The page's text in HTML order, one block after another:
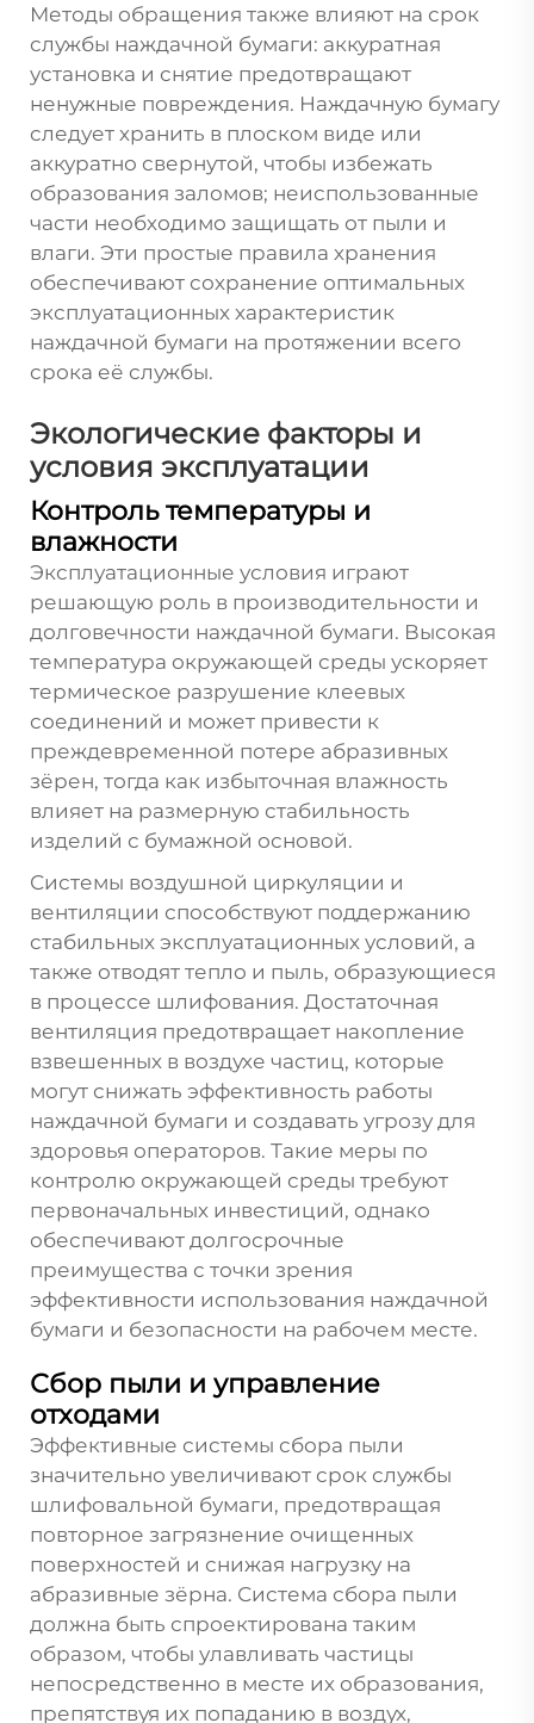
Методы обращения также влияют на срок
службы наждачной бумаги: аккуратная
установка и снятие предотвращают
ненужные повреждения. Наждачную бумагу
следует хранить в плоском виде или
аккуратно свернутой, чтобы избежать
образования заломов; неиспользованные
части необходимо защищать от пыли и
влаги. Эти простые правила хранения
обеспечивают сохранение оптимальных
эксплуатационных характеристик
наждачной бумаги на протяжении всего
срока её службы.
Экологические факторы и
условия эксплуатации
Контроль температуры и
влажности
Эксплуатационные условия играют
решающую роль в производительности и
долговечности наждачной бумаги. Высокая
температура окружающей среды ускоряет
термическое разрушение клеевых
соединений и может привести к
преждевременной потере абразивных
зёрен, тогда как избыточная влажность
влияет на размерную стабильность
изделий с бумажной основой.
Системы воздушной циркуляции и
вентиляции способствуют поддержанию
стабильных эксплуатационных условий, а
также отводят тепло и пыль, образующиеся
в процессе шлифования. Достаточная
вентиляция предотвращает накопление
взвешенных в воздухе частиц, которые
могут снижать эффективность работы
наждачной бумаги и создавать угрозу для
здоровья операторов. Такие меры по
контролю окружающей среды требуют
первоначальных инвестиций, однако
обеспечивают долгосрочные
преимущества с точки зрения
эффективности использования наждачной
бумаги и безопасности на рабочем месте.
Сбор пыли и управление
отходами
Эффективные системы сбора пыли
значительно увеличивают срок службы
шлифовальной бумаги, предотвращая
повторное загрязнение очищенных
поверхностей и снижая нагрузку на
абразивные зёрна. Система сбора пыли
должна быть спроектирована таким
образом, чтобы улавливать частицы
непосредственно в месте их образования,
препятствуя их попаданию в воздух,